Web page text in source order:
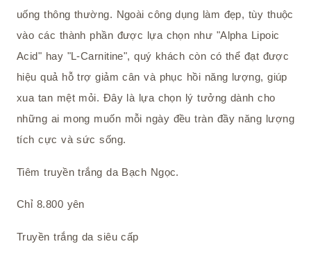
uống thông thường. Ngoài công dụng làm đẹp, tùy thuộc
vào các thành phần được lựa chọn như "Alpha Lipoic
Acid" hay "L-Carnitine", quý khách còn có thể đạt được
hiệu quả hỗ trợ giảm cân và phục hồi năng lượng, giúp
xua tan mệt mỏi. Đây là lựa chọn lý tưởng dành cho
những ai mong muốn mỗi ngày đều tràn đầy năng lượng
tích cực và sức sống.
Tiêm truyền trắng da Bạch Ngọc.
Chỉ 8.800 yên
Truyền trắng da siêu cấp